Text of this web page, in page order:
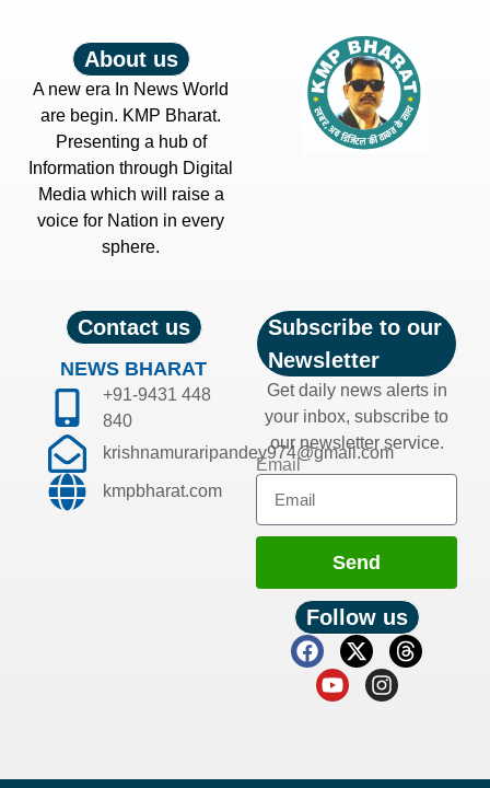
About us
A new era In News World
are begin. KMP Bharat.
Presenting a hub of
Information through Digital
Media which will raise a
voice for Nation in every
sphere.
Contact us
NEWS BHARAT
+91-9431 448
840
krishnamuraripandey974@gmail.com
kmpbharat.com
Subscribe to our
Newsletter
Get daily news alerts in
your inbox, subscribe to
our newsletter service.
Email
Send
Follow us